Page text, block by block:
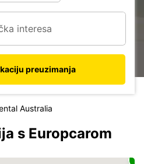
preuzimanja
Australia
s Europcarom